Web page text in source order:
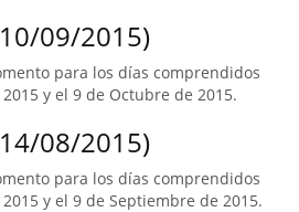
09/2015)
para los días comprendidos
y el 9 de Octubre de 2015.
08/2015)
para los días comprendidos
y el 9 de Septiembre de 2015.